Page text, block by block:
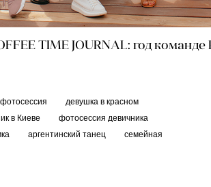
TIME JOURNAL: год
девушка в красном
в Киеве
фотосессия девичника
аргентинский танец
семейная